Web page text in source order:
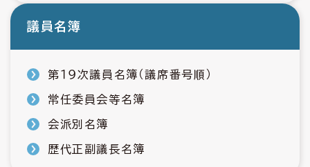
議員名簿
第１９次議員名簿（議席番号順）
常任委員会等名簿
会派別名簿
歴代正副議長名簿